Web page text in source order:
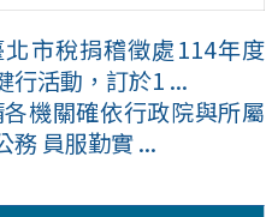
北市稅捐稽徵處114年度
行活動，訂於1 ...
各機關確依行政院與所屬
務 員服勤實 ...